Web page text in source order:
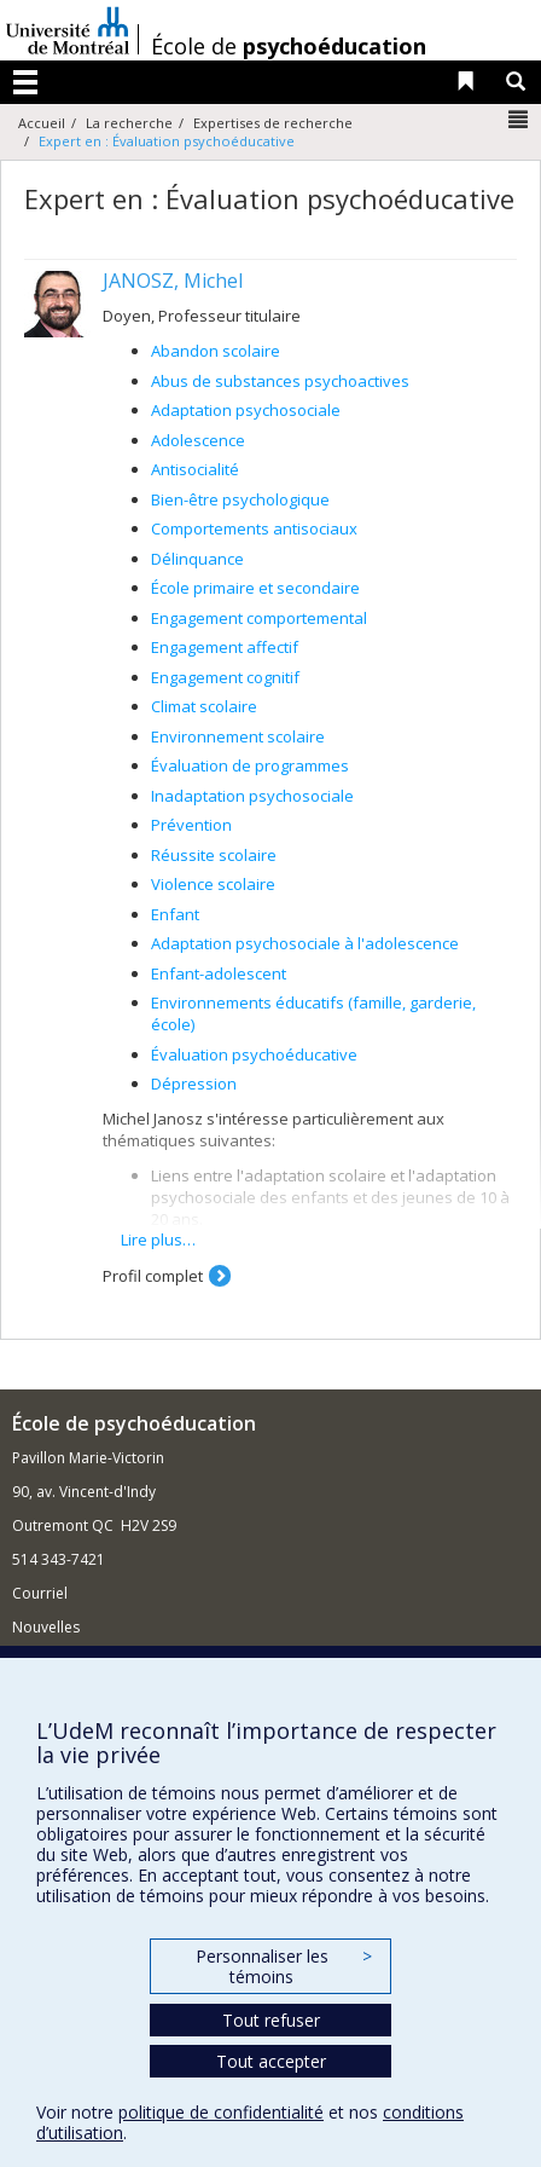
au
contenu
/École de psychoéducation
Menu
Liens
Accueil La recherche
Expertises de recherche
Expert en : Évaluation psychoéducative
Expert en : Évaluation psychoéducative
JANOSZ, Michel
Doyen, Professeur titulaire
Abandon scolaire
Abus de substances psychoactives
Adaptation psychosociale
Adolescence
Antisocialité
Bien-être psychologique
Comportements antisociaux
Délinquance
École primaire et secondaire
Engagement comportemental
Engagement affectif
Engagement cognitif
Climat scolaire
Environnement scolaire
Évaluation de programmes
Inadaptation psychosociale
Prévention
Réussite scolaire
Violence scolaire
Enfant
Adaptation psychosociale à l'adolescence
Enfant-adolescent
Environnements éducatifs (famille, garderie,
école)
Évaluation psychoéducative
Dépression
Michel Janosz s'intéresse particulièrement aux
thématiques suivantes:
Liens entre l'adaptation scolaire et l'adaptation
psychosociale des enfants et des jeunes de 10 à
Abandon scolaire, violence à l'école, abus de
drogue, délinquance et dépression.
l'individu et utilisation de typologies) et rôle de
individuelle.
Lire plus…
Profil complet
École de psychoéducation
Pavillon Marie-Victorin
90, av. Vincent-d'Indy
Outremont QC H2V 2S9
514 343-7421
Courriel
Nouvelles
Plan du site
Accessibilité
FACULTÉ DES ARTS ET DES SCIENCES
Nos départements et écoles
Nos centres d'études
Conditions d’utilisation
Paramètres des témoins
Université de
L’UdeM reconnaît l’importance de respecter
la vie privée
L’utilisation de témoins nous permet d’améliorer et de
personnaliser votre expérience Web. Certains témoins sont
obligatoires pour assurer le fonctionnement et la sécurité
du site Web, alors que d’autres enregistrent vos
préférences. En acceptant tout, vous consentez à notre
utilisation de témoins pour mieux répondre à vos besoins.
Personnaliser les
témoins
>
Tout refuser
Tout accepter
Voir notre politique de confidentialité et nos conditions
d’utilisation.